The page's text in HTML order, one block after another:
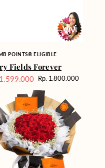
POINTS® ELIGIBLE
Fields Forever
Harga
reguler
Rp. 1.800.000